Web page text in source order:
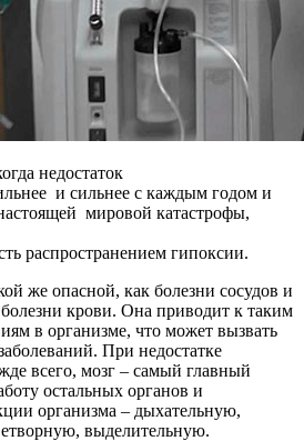
недостаток
и сильнее с каждым годом и
мировой катастрофы,
распространением гипоксии.
же опасной, как болезни сосудов и
болезни крови. Она приводит к таким
в организме, что может вызвать
При недостатке
всего, мозг – самый главный
остальных органов и
организма – дыхательную,
выделительную.